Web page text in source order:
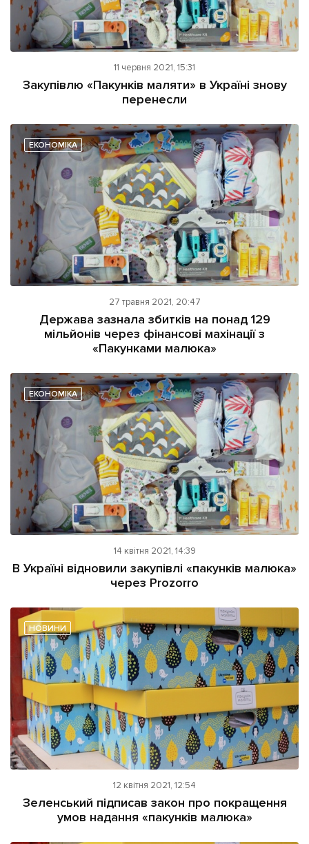
11 червня 2021, 15:31
Закупівлю «Пакунків маляти» в Україні знову
перенесли
ЕКОНОМІКА
27 травня 2021, 20:47
Держава зазнала збитків на понад 129
мільйонів через фінансові махінації з
«Пакунками малюка»
ЕКОНОМІКА
14 квітня 2021, 14:39
В Україні відновили закупівлі «пакунків малюка»
через Prozorrо
НОВИНИ
12 квітня 2021, 12:54
Зеленський підписав закон про покращення
умов надання «пакунків малюка»